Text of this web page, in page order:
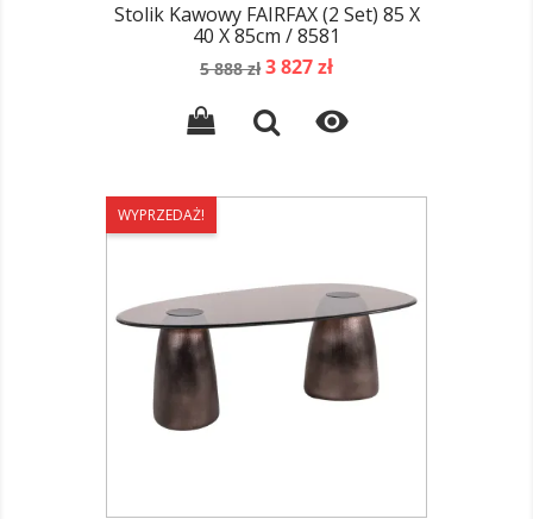
Stolik Kawowy FAIRFAX (2 Set) 85 X
40 X 85cm / 8581
Cena
5 888 zł Cena
3 827 zł

WYPRZEDAŻ!